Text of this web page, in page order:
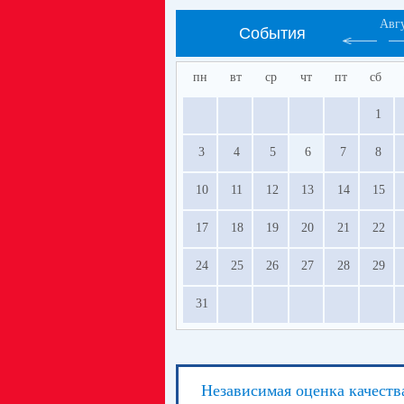
События
пн вт ср чт пт сб
1
3 4 5 6 7 8
10 11 12 13 14 15
17 18 19 20 21 22
24 25 26 27 28 29
31
Независимая оценка